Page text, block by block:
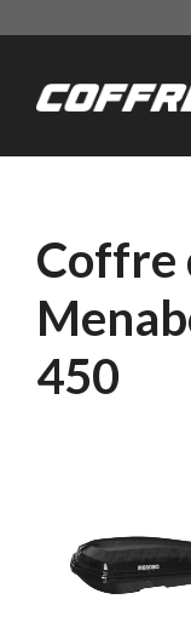
Coffre
450